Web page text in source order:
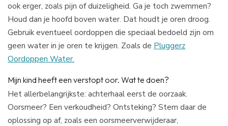
ook erger, zoals pijn of duizeligheid. Ga je toch zwemmen?
Houd dan je hoofd boven water. Dat houdt je oren droog.
Gebruik eventueel oordoppen die speciaal bedoeld zijn om
geen water in je oren te krijgen. Zoals de Pluggerz
Oordoppen Water.
Mijn kind heeft een verstopt oor. Wat te doen?
Het allerbelangrijkste: achterhaal eerst de oorzaak.
Oorsmeer? Een verkoudheid? Ontsteking? Stem daar de
oplossing op af, zoals een oorsmeerverwijderaar,